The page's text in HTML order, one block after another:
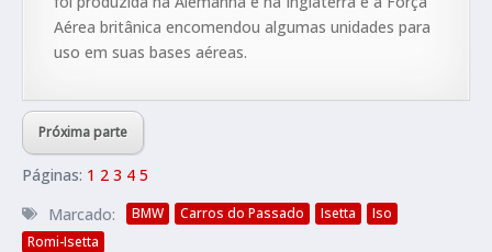
Aérea britânica encomendou algumas unidades para
uso em suas bases aéreas.
Próxima parte
Páginas: 1 2 3 4 5
Marcado:
BMW Carros do Passado Isetta
Iso
Romi-Isetta